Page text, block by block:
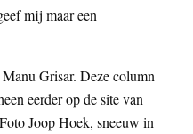
mij maar een
Grisar. Deze column
eerder op de site van
Foto Joop Hoek, sneeuw in